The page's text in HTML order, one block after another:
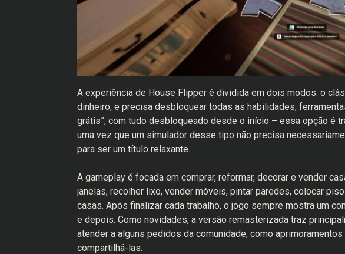
A experiência de House Flipper é dividida em dois modos: o
dinheiro, e precisa desbloquear todas as habilidades,
grátis”, com tudo desbloqueado desde o início – essa opção é
uma vez que um simulador desse tipo não precisa
para ser um título relaxante.
A gameplay é focada em comprar, reformar, decorar e vender
janelas, recolher lixo, vender móveis, pintar paredes, colocar
casas. Após finalizar cada trabalho, o jogo sempre mostra um
e depois. Como novidades, a versão remasterizada traz
atender a alguns pedidos da comunidade, como
compartilhá-las.